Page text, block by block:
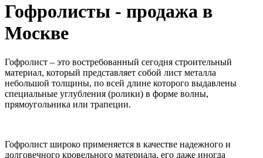
Гофролисты - продажа в
Москве
Гофролист – это востребованный сегодня строительный
материал, который представляет собой лист металла
небольшой толщины, по всей длине которого выдавлены
специальные углубления (ролики) в форме волны,
прямоугольника или трапеции.
Гофролист широко применяется в качестве надежного и
долговечного кровельного материала, его даже иногда